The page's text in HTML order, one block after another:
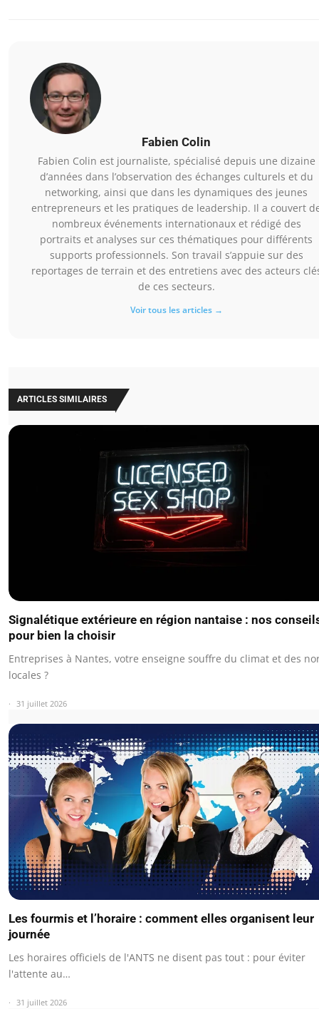
Fabien Colin
Fabien Colin est journaliste, spécialisé depuis une dizaine
d’années dans l’observation des échanges culturels et du
networking, ainsi que dans les dynamiques des jeunes
entrepreneurs et les pratiques de leadership. Il a couvert
nombreux événements internationaux et rédigé des
portraits et analyses sur ces thématiques pour différents
supports professionnels. Son travail s’appuie sur des
reportages de terrain et des entretiens avec des acteurs
de ces secteurs.
Voir tous les articles →
ARTICLES SIMILAIRES
Signalétique extérieure en région nantaise : nos
pour bien la choisir
Entreprises à Nantes, votre enseigne souffre du climat et des
locales ?
31 juillet 2026
Les fourmis et l’horaire : comment elles organisent leur
journée
Les horaires officiels de l'ANTS ne disent pas tout : pour éviter
l'attente au…
31 juillet 2026